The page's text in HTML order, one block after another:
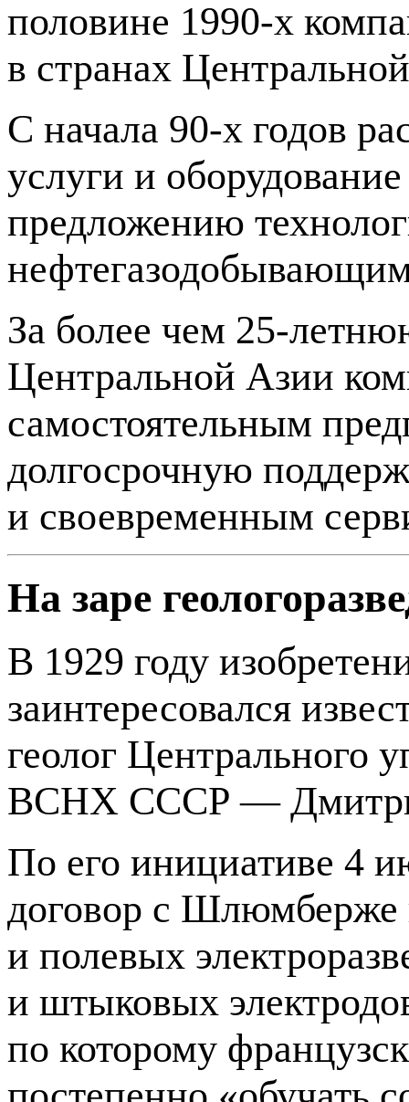
половине 1990-х
в странах
С начала 90-х годов
услуги и
предложению
За более чем 25-
Центральной Азии
самостоятельным
долгосрочную
и своевременным
На заре
В 1929 году
заинтересовался
геолог Центрального
ВСНХ СССР —
По его инициативе 4
договор с Шлюмберже
и полевых
и штыковых
по которому